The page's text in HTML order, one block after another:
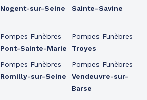
Nogent-sur-Seine
Pompes Funèbres
Pont-Sainte-Marie
Pompes Funèbres
Romilly-sur-Seine
Sainte-Savine
Pompes Funèbres
Troyes
Pompes Funèbres
Vendeuvre-sur-
Barse